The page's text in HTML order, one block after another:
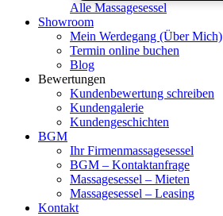
Alle Massagesessel
Showroom
Mein Werdegang (Über Mich)
Termin online buchen
Blog
Bewertungen
Kundenbewertung schreiben
Kundengalerie
Kundengeschichten
BGM
Ihr Firmenmassagesessel
BGM – Kontaktanfrage
Massagesessel – Mieten
Massagesessel – Leasing
Kontakt